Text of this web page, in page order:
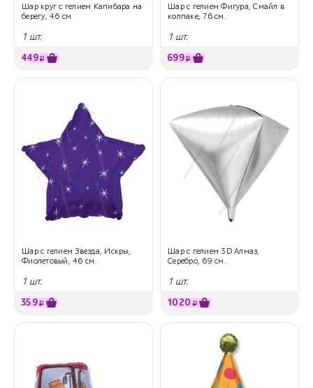
Шар круг с гелием Капибара на
берегу, 46 см
1 шт.
449₽
Шар с гелием Фигура, Смайл в
колпаке, 76 см.
1 шт.
699₽
Шар с гелием Звезда, Искры,
Фиолетовый, 46 см.
1 шт.
359₽
Шар с гелием 3D Алмаз,
Серебро, 69 см.
1 шт.
1020 ₽